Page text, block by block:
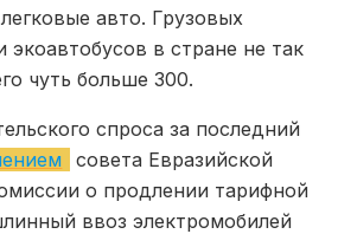
авто. Грузовых
экоавтобусов в стране не так
чуть больше 300.
спроса за последний
совета Евразийской
о продлении тарифной
ввоз электромобилей